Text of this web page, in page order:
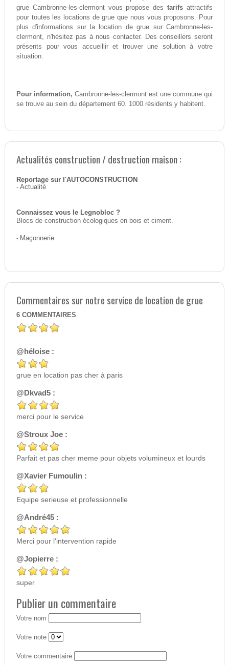
grue Cambronne-les-clermont vous propose destarifs attractifs
pour toutes les locations de grue que nous vous proposons. Pour
plus d'informations sur la location de grue sur Cambronne-les-
clermont, n'hésitez pas à nous contacter. Des conseillers seront
présents pour vous accueillir et trouver une solution à votre
situation.
Pour information, Cambronne-les-clermont est une commune qui
se trouve au sein du département 60. 1000 résidents y habitent.
Actualités construction / destruction maison :
Reportage sur l'AUTOCONSTRUCTION
- Actualité
Connaissez vous le Legnobloc ?
Blocs de construction écologiques en bois et ciment.
- Maçonnerie
Commentaires sur notre service de location de grue
6 COMMENTAIRES
@héloise :
grue en location pas cher à paris
@Dkvad5 :
merci pour le service
@Stroux Joe :
Parfait et pas cher meme pour objets volumineux et lourds
@Xavier Fumoulin :
Equipe serieuse et professionnelle
@André45 :
Merci pour l'intervention rapide
@Jopierre :
super
Publier un commentaire
Votre nom
Votre note
Votre commentaire